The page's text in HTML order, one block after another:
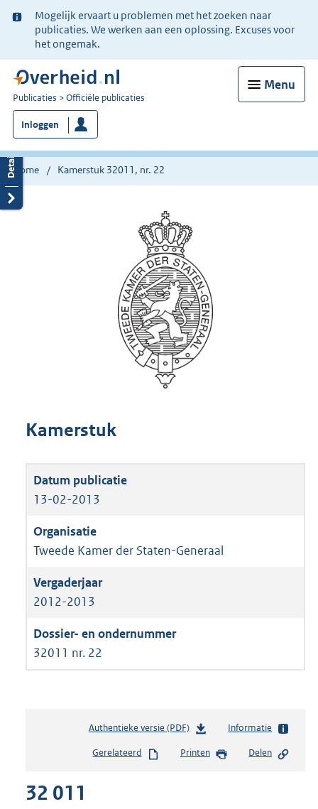
Ter
informatie:
Mogelijk ervaart u problemen met het zoeken naar
publicaties. We werken aan een oplossing. Excuses voor
het ongemak.
Menu
U
bent
nu
hier:
Publicaties Officiële publicaties
Inloggen
Home Kamerstuk 32011, nr. 22
Kamerstuk
13-02-2013
Tweede Kamer der Staten-Generaal
2012-2013
32011 nr. 22
Authentieke versie (PDF)b
s
Informatie
Gerelateerd Printen Delen
32 011